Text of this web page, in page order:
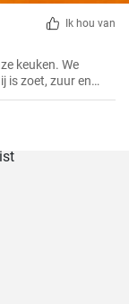
Ik hou van
keuken. We
is zoet, zuur en
pittiger maakt.